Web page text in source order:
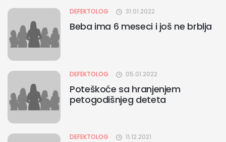
DEFEKTOLOG 31.01.2022
Beba ima 6 meseci i još ne brblja
DEFEKTOLOG 05.01.2022
Poteškoće sa hranjenjem
petogodišnjeg deteta
DEFEKTOLOG 11.12.2021